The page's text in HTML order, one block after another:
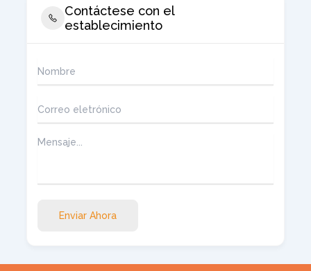
Contáctese con el
establecimiento
Enviar Ahora